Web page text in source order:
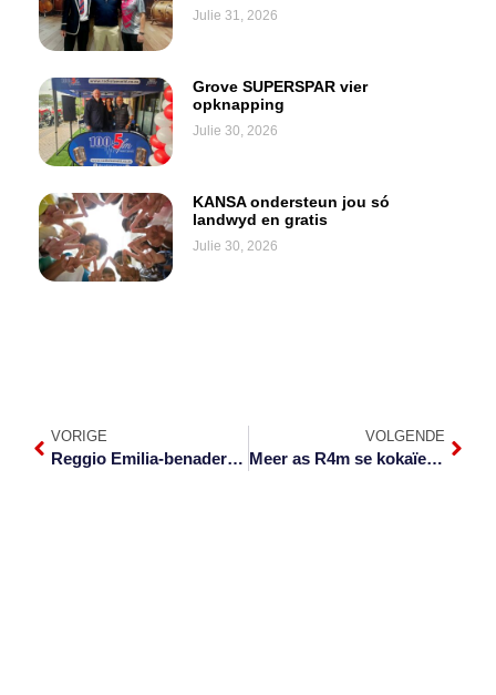
Julie 31, 2026
Grove SUPERSPAR vier
opknapping
Julie 30, 2026
KANSA ondersteun jou só
landwyd en gratis
Julie 30, 2026
VORIGE
Reggio Emilia-benadering werk vir Penryn
VOLGENDE
Meer as R4m se kokaïen ontdek na motorongeluk in Mbombela